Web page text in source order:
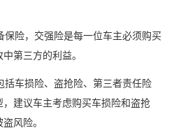
保险，交强险是每一位车主必须购买
第三方的利益。
括车损险、盗抢险、第三者责任险
建议车主考虑购买车损险和盗抢
风险。